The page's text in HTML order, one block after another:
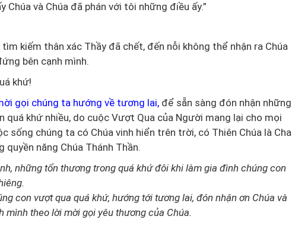
Chúa và Chúa đã phán với tôi những điều ấy.”
kiếm thân xác Thầy đã chết, đến nỗi không thể nhận ra Chúa
bên cạnh mình.
khứ!
gọi chúng ta hướng về tương lai, để sẵn sàng đón nhận những
quá khứ nhiều, do cuộc Vượt Qua của Người mang lại cho mọi
sống chúng ta có Chúa vinh hiển trên trời, có Thiên Chúa là Cha
quyền năng Chúa Thánh Thần.
những tổn thương trong quá khứ đôi khi làm gia đình chúng con
con vượt qua quá khứ, hướng tới tương lai, đón nhận ơn Chúa và
mình theo lời mời gọi yêu thương của Chúa.